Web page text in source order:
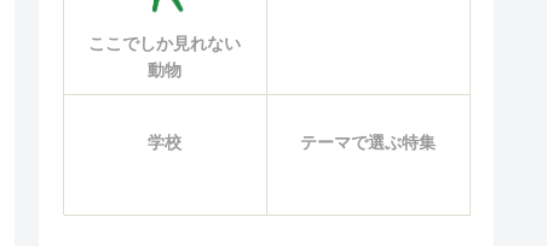
ここでしか見れない
動物
学校 テーマで選ぶ特集